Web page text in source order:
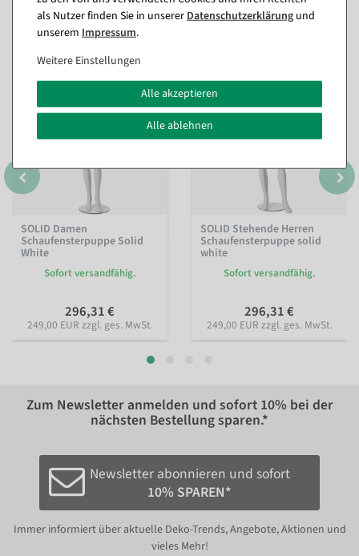
Passende Artikel zu diesem Produkt
SOLID Damen
Schaufensterpuppe Solid
White
Sofort versandfähig.
296,31 €
249,00 EUR zzgl. ges. MwSt.
SOLID Stehende Herren
Schaufensterpuppe solid
white
Sofort versandfähig.
296,31 €
249,00 EUR zzgl. ges. MwSt.
Zum Newsletter anmelden und sofort 10% bei der
nächsten Bestellung sparen.*
Newsletter abonnieren und sofort
10% SPAREN*
Immer informiert über aktuelle Deko-Trends, Angebote, Aktionen und
vieles Mehr!
als Nutzer finden Sie in unsererDaten­schutz­erklärung und
unserem Impressum.
Weitere Einstellungen
Alle akzeptieren
Alle ablehnen